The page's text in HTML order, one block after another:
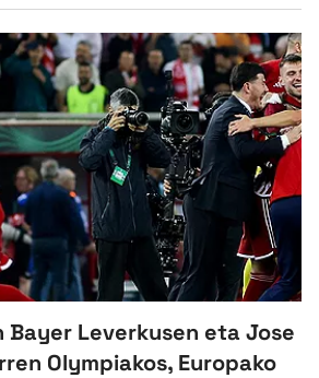
Bayer Leverkusen eta Jose
Olympiakos, Europako